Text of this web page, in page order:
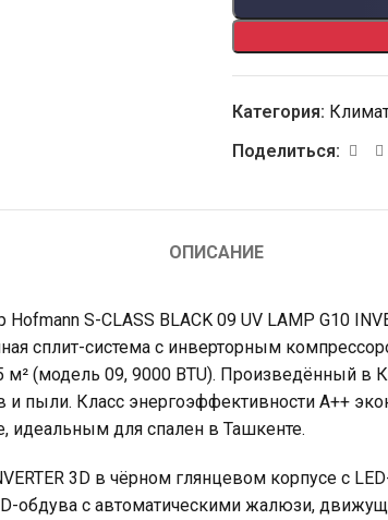
Категория:
Поделиться:
ОПИСАНИЕ
S-CLASS BLACK 09 UV LAMP G10
сплит-система с инверторным
(модель 09, 9000 BTU). Произведённый в
пыли. Класс энергоэффективности A++
идеальным для спален в Ташкенте.
3D в чёрном глянцевом корпусе с
обдува с автоматическими жалюзи,